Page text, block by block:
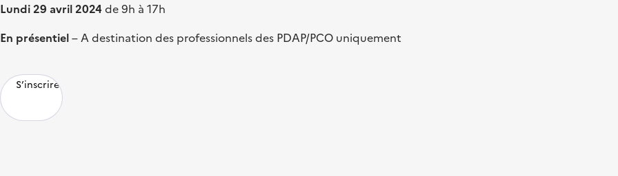
Lundi 29 avril2024 de 9h à 17h
En présentiel– A destination des professionnels des PDAP/PCO uniquement
S’inscrire